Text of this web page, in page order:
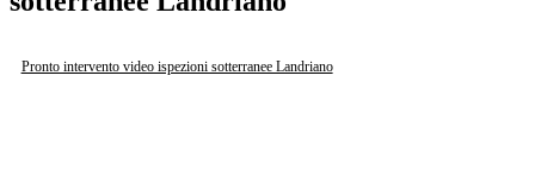
Pronto intervento video ispezioni sotterranee Landriano